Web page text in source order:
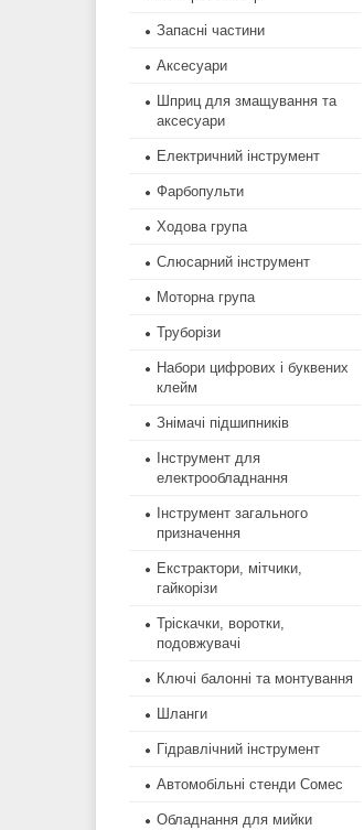
Запасні частини
Аксесуари
Шприц для змащування та
аксесуари
Електричний інструмент
Фарбопульти
Ходова група
Слюсарний інструмент
Моторна група
Труборізи
Набори цифрових і буквених
клейм
Знімачі підшипників
Інструмент для
електрообладнання
Інструмент загального
призначення
Екстрактори, мітчики,
гайкорізи
Тріскачки, воротки,
подовжувачі
Ключі балонні та монтування
Шланги
Гідравлічний інструмент
Автомобільні стенди Сомес
Обладнання для мийки